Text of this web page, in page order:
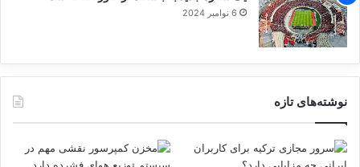
به صراحت می‌توان گفت درهای مراکز فرهنگی
امروز به روی مردم باز است و مجموعه‌ها از
حالت اداری خارج شده و در تمام طول شبانه‌روز
در خدمت مردم هستند. ضمن اینکه مجموعه‌ها در
خدمت متقاضیان انجام فعالیت‌های فرهنگی و
6 نوامبر 2024
نوشته‌های تازه